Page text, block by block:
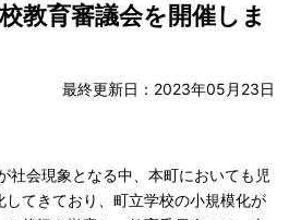
教育審議会を開催しま
最終更新日：2023年05月23日
社会現象となる中、本町においても児
てきており、町立学校の小規模化が